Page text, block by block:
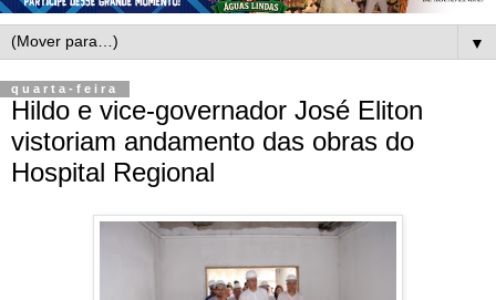
▼
quarta-feira
Hildo e vice-governador José Eliton
vistoriam andamento das obras do
Hospital Regional